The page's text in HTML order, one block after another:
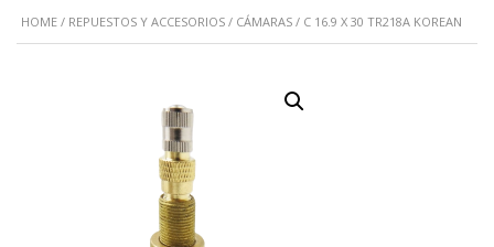
HOME / REPUESTOS Y ACCESORIOS / CÁMARAS / C 16.9 X 30 TR218A KOREAN